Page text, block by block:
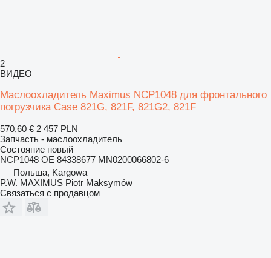
2
ВИДЕО
Маслоохладитель Maximus NCP1048 для фронтального
погрузчика Case 821G, 821F, 821G2, 821F
570,60 € 2 457 PLN
Запчасть - маслоохладитель
Состояние новый
NCP1048 OE 84338677 MN0200066802-6
Польша, Kargowa
P.W. MAXIMUS Piotr Maksymów
Связаться с продавцом